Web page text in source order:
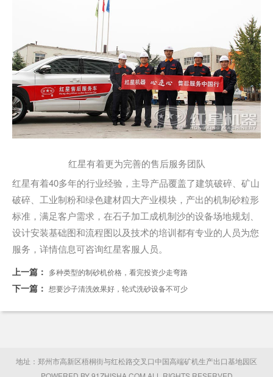
红星有着更为完善的售后服务团队
红星有着40多年的行业经验，主导产品覆盖了建筑破碎、矿山
破碎、工业制粉和绿色建材四大产业模块，产出的机制砂粒形
标准，满足客户需求，在石子加工成机制沙的设备场地规划、
设计安装基础图和流程图以及技术的培训都有专业的人员为您
服务，详情信息可咨询红星客服人员。
上一篇： 多种类型的制砂机价格，看完投资少走弯路
下一篇： 想要沙子清洗效果好，轮式洗砂设备不可少
地址：郑州市高新区梧桐街与红松路交叉口中国高端矿机生产出口基地园区